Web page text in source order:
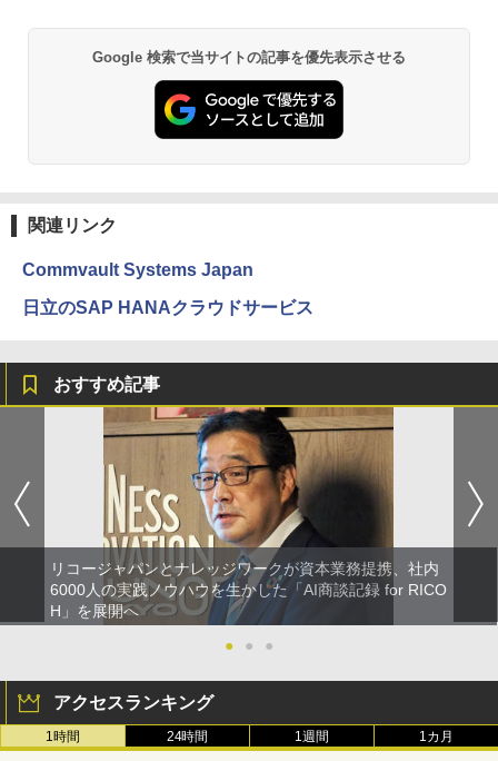
Google 検索で当サイトの記事を優先表示させる
関連リンク
Commvault Systems Japan
日立のSAP HANAクラウドサービス
おすすめ記事
リコージャパンとナレッジワークが資本業務提携、社内
6000人の実践ノウハウを生かした「AI商談記録 for RICO
H」を展開へ
●
● ●
アクセスランキング
1時間 24時間 1週間 1カ月